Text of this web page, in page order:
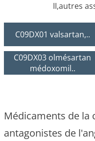
II,autres
C09DX01 valsartan,..
C09DX03 olmésartan
médoxomil..
Médicaments de la
antagonistes de